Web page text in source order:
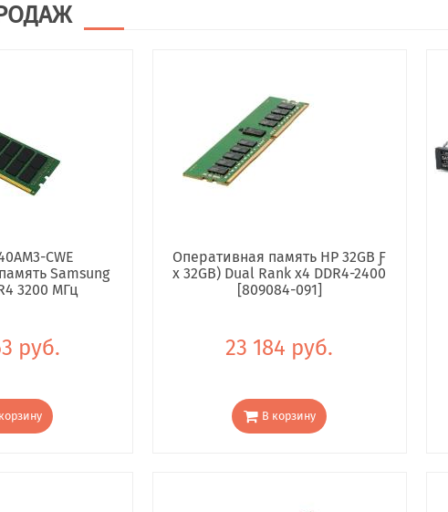
CWE
Samsung
3200 МГц
руб.
Оперативная память HP 32GB Ƒ
x 32GB) Dual Rank x4 DDR4-2400
[809084-091]
23 184 руб.
В корзину